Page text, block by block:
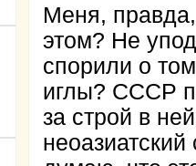
Меня,
этом? Не
спорили о
иглы? СССР
за строй в